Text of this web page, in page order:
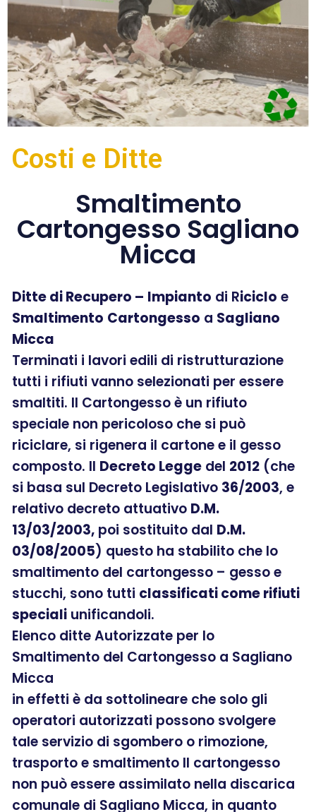
Costi e Ditte
Smaltimento
Cartongesso Sagliano
Micca
Ditte di Recupero – Impianto di Riciclo e
Smaltimento Cartongesso a Sagliano
Micca
Terminati i lavori edili di ristrutturazione
tutti i rifiuti vanno selezionati per essere
smaltiti. Il Cartongesso è un rifiuto
speciale non pericoloso che si può
riciclare, si rigenera il cartone e il gesso
composto. Il Decreto Legge del 2012 (che
si basa sul Decreto Legislativo 36/2003, e
relativo decreto attuativo D.M.
13/03/2003, poi sostituito dal D.M.
03/08/2005) questo ha stabilito che lo
smaltimento del cartongesso – gesso e
stucchi, sono tutti classificati come rifiuti
speciali unificandoli.
Elenco ditte Autorizzate per lo
Smaltimento del Cartongesso a Sagliano
Micca
in effetti è da sottolineare che solo gli
operatori autorizzati possono svolgere
tale servizio di sgombero o rimozione,
trasporto e smaltimento Il cartongesso
non può essere assimilato nella discarica
comunale di Sagliano Micca, in quanto